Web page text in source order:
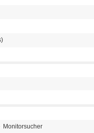
Monitorsucher